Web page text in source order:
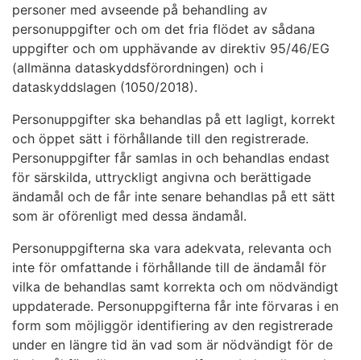
personer med avseende på behandling av
personuppgifter och om det fria flödet av sådana
uppgifter och om upphävande av direktiv 95/46/EG
(allmänna dataskyddsförordningen) och i
dataskyddslagen (1050/2018).
Personuppgifter ska behandlas på ett lagligt, korrekt
och öppet sätt i förhållande till den registrerade.
Personuppgifter får samlas in och behandlas endast
för särskilda, uttryckligt angivna och berättigade
ändamål och de får inte senare behandlas på ett sätt
som är oförenligt med dessa ändamål.
Personuppgifterna ska vara adekvata, relevanta och
inte för omfattande i förhållande till de ändamål för
vilka de behandlas samt korrekta och om nödvändigt
uppdaterade. Personuppgifterna får inte förvaras i en
form som möjliggör identifiering av den registrerade
under en längre tid än vad som är nödvändigt för de